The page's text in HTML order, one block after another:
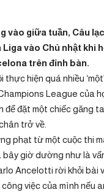
vào giữa tuần, Câu
vào Chủ nhật khi
trên đỉnh bàn.
thực hiện quá nhiều
League của
để đặt một chiếc găng
trở về.
phạt từ một cuộc thi
giờ dường như là
Ancelotti rời khỏi bài
việc của mình nếu